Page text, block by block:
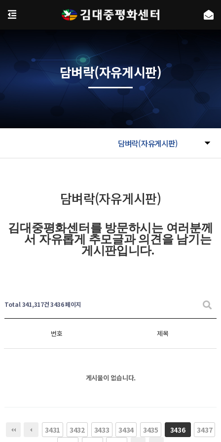
담벼락(자유게시판)
담벼락(자유게시판)
담벼락(자유게시판)
김대중평화센터를 방문하시는 여러분께
서 자유롭게 추모글과의견을 남기는
게시판입니다.
Total 341,317건3436 페이지
번호 제목
게시물이 없습니다.
3431 3432 3433 3434 3435 3436
3437